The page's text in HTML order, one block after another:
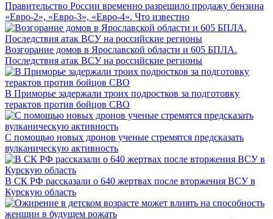
Правительство России временно разрешило продажу бензина
«Евро-2», «Евро-3», «Евро-4». Что известно
Возгорание домов в Ярославской области и 605 БПЛА.
Последствия атак ВСУ на российские регионы
В Приморье задержали троих подростков за подготовку
терактов против бойцов СВО
С помощью новых дронов ученые стремятся предсказать
вулканическую активность
В СК РФ рассказали о 640 жертвах после вторжения ВСУ в
Курскую область